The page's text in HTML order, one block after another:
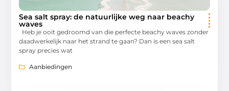
Sea salt spray: de natuurlijke weg naar beachy
waves
Heb je ooit gedroomd van die perfecte beachy waves zonder
daadwerkelijk naar het strand te gaan? Dan is een sea salt
spray precies wat
Aanbiedingen